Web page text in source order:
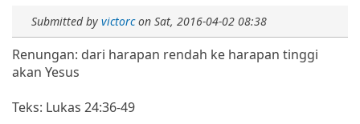
Submitted by victorcon Sat, 2016-04-02 08:38
Renungan: dari harapan rendah ke harapan tinggi
akan Yesus
Teks: Lukas 24:36-49